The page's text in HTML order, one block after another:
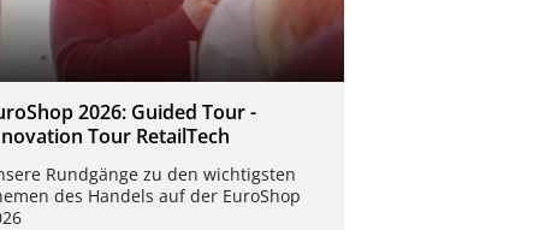
2026: Guided Tour -
Tour RetailTech
Rundgänge zu den wichtigsten
des Handels auf der EuroShop